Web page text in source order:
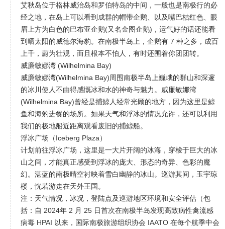
艾秋岛位于格林威治岛和罗伯特岛的中间，一般也是南极行的必
经之地，在岛上可以看到成群的帽带企鹅、以及嘴巴桔红色、眼
眉上方为白色的巴布亚企鹅(又名金图企鹅)，运气好的话还能看
到晒太阳的威德尔海豹。在南极半岛上，企鹅有 7 种之多，成百
上千，蔚为壮观，而且根本不怕人，有时还围着你团团转。
威廉敏娜湾 (Wilhelmina Bay)
威廉敏娜湾(Wilhelmina Bay)周围南极半岛上巍峨的群山和深邃
的冰川使人不由得感慨冰和水的神奇与魅力。威廉敏娜湾
(Wilhelmina Bay)曾经是捕鲸人经常光顾的地方，因为这里是鲸
鱼和海豹进餐的场所。如果天气和浮冰的情况允许，还可以利用
我们的极地船近距离观看废旧的捕鲸船。
浮冰广场（Iceberg Plaza）
计划前往浮冰广场，这里是一大片开阔的冰海，穿梭于巨大的冰
山之间，才能真正感受到浮冰的庞大、形态的奇异、色彩的魔
幻。湛蓝的南极晴空衬映着雪白幽静的冰山。巡游其间，玉宇琼
楼，恍若游走在天外王国。
注：天气情况，冰况，登陆点及巡游地区环境和安全评估（包
括：自 2024年 2 月 25 日首次在南极半岛发现高致病性禽流感
病毒 HPAI 以来，国际南极旅游组织协会 IAATO 在每个航季中会